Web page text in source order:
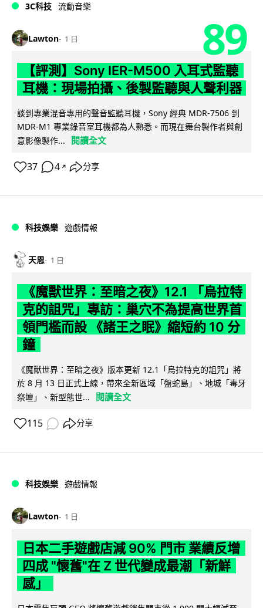
3C科技 流動音樂
Lawton 1 日 89
【評測】Sony IER-M500 入耳式監聽
耳機：現場拍攝、後製監聽與人聲利器
談到專業混音專用的聲音監聽耳機，Sony 經典 MDR-7506 到
MDR-M1 專業錄音室耳機都為人熟悉。而現在舞台製作者與創
意影像製作...
閱讀全文
37 4 ↗ 分享
科技娛樂 遊戲情報
天恩 1 日
《魔獸世界：至暗之夜》12.1 「烏拉特
克的詛咒」專訪：巢穴不為提高世界首
領門檻而設 《諸王之眠》縮短約 10 分
鐘
《魔獸世界：至暗之夜》版本更新 12.1「烏拉特克的詛咒」將
於 8 月 13 日正式上線，帶來全新區域「盤蛇島」、地城「毒牙
祭壇」、新型態世...
閱讀全文
115 分享
科技娛樂 遊戲情報
Lawton 1 日
日本二手遊戲店減 90% 門市 業績反增
四成 "懷舊"在 Z 世代變成最潮「新鮮
感」